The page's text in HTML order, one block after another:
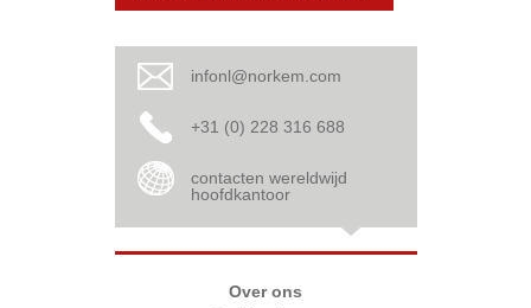
infonl@norkem.com
+31 (0) 228 316 688
contacten wereldwijd
hoofdkantoor
Over ons